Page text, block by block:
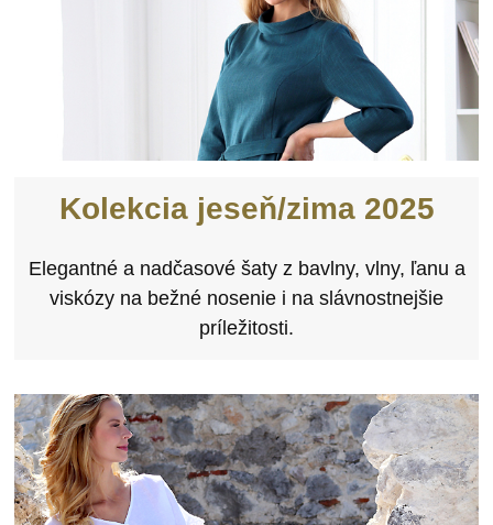
Kolekcia jeseň/zima 2025
Elegantné a nadčasové šaty z bavlny, vlny, ľanu a
viskózy na bežné nosenie i na slávnostnejšie
príležitosti.